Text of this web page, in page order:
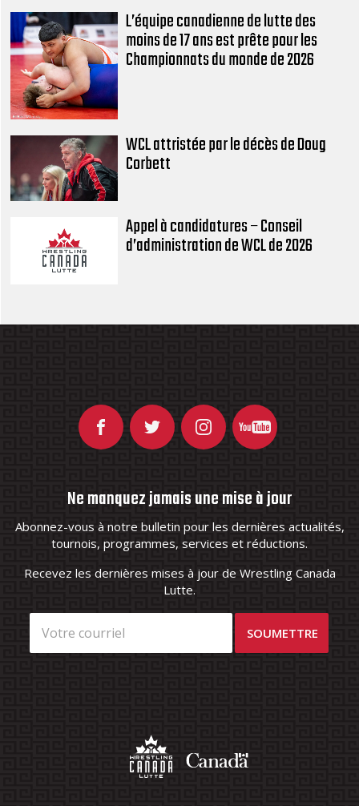
L’équipe canadienne de lutte des
moins de 17 ans est prête pour les
Championnats du monde de 2026
WCL attristée par le décès de Doug
Corbett
Appel à candidatures – Conseil
d’administration de WCL de 2026
Ne manquez jamais une mise à jour
Abonnez-vous à notre bulletin pour les dernières actualités,
tournois, programmes, services et réductions.
Recevez les dernières mises à jour de Wrestling Canada
Lutte.